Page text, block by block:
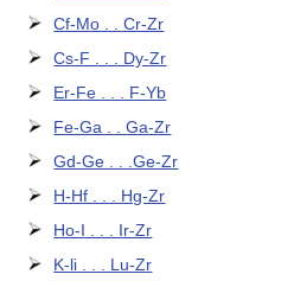
Cf-Mo . . Cr-Zr
Cs-F . . . Dy-Zr
Er-Fe . . . F-Yb
Fe-Ga . . Ga-Zr
Gd-Ge . . .Ge-Zr
H-Hf . . . Hg-Zr
Ho-I . . . Ir-Zr
K-li . . . Lu-Zr